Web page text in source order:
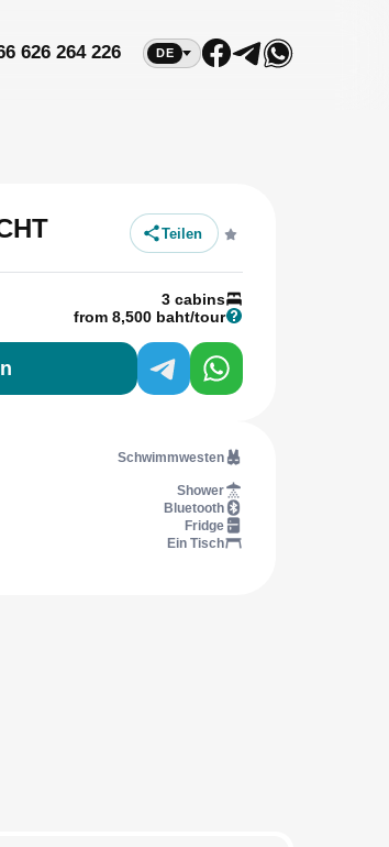
626 264 226 DE
Teilen
3 cabins
from 8,500 baht/tour
Schwimmwesten
Shower
Bluetooth
Fridge
Ein Tisch